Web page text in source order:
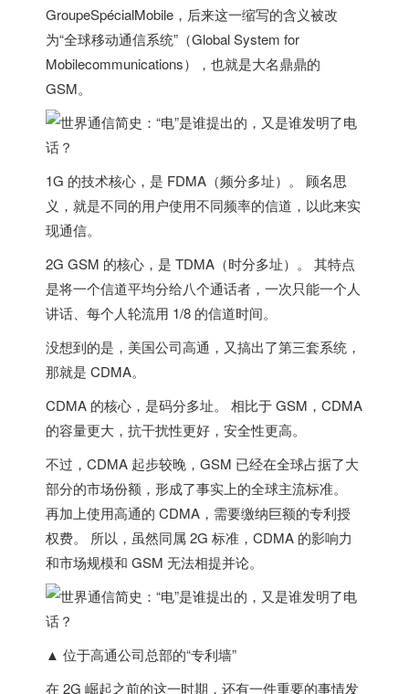
GroupeSpécialMobile，后来这一缩写的含义被改
为“全球移动通信系统”（Global System for
Mobilecommunications），也就是大名鼎鼎的
GSM。
1G 的技术核心，是 FDMA（频分多址） 。 顾名思
义，就是不同的用户使用不同频率的信道，以此来实
现通信。
2G GSM 的核心，是 TDMA（时分多址） 。 其特点
是将一个信道平均分给八个通话者，一次只能一个人
讲话、每个人轮流用 1/8 的信道时间。
没想到的是， 美国公司高通，又搞出了第三套系统，
那就是 CDMA。
CDMA 的核心，是码分多址。 相比于 GSM，CDMA
的容量更大，抗干扰性更好，安全性更高。
不过，CDMA 起步较晚，GSM 已经在全球占据了大
部分的市场份额，形成了事实上的全球主流标准。
再加上使用高通的 CDMA，需要缴纳巨额的专利授
权费。 所以，虽然同属 2G 标准，CDMA 的影响力
和市场规模和 GSM 无法相提并论。
▲ 位于高通公司总部的“专利墙”
在 2G 崛起之前的这一时期，还有一件重要的事情发